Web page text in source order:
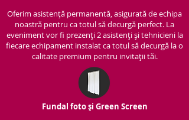
Oferim asistență permanentă, asigurată de echipa
noastră pentru ca totul să decurgă perfect. La
eveniment vor fi prezenți 2 asistenți și tehnicieni la
fiecare echipament instalat ca totul să decurgă la o
calitate premium pentru invitații tăi.
Fundal foto și Green Screen